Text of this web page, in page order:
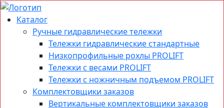
Каталог
Ручные гидравлические тележки
Тележки гидравлические стандартные
Низкопрофильные рохлы PROLIFT
Тележки с весами PROLIFT
Тележки с ножничным подъемом PROLIFT
Комплектовщики заказов
Вертикальные комплектовщики заказов